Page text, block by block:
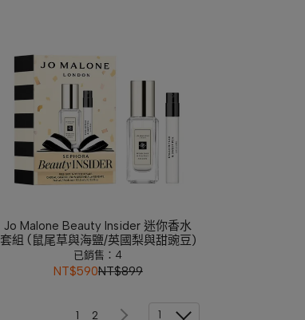
Jo Malone Beauty Insider 迷你香水
套組 (鼠尾草與海鹽/英國梨與甜豌豆)
已銷售：4
NT$590NT$899
1 2 1